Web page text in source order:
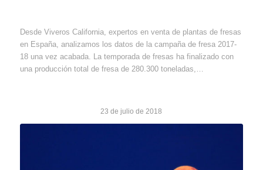
Desde Viveros California, expertos en venta de plantas de fresas
en España, analizamos los datos de la campaña de fresa 2017-
18 una vez acabada. La temporada de fresas ha finalizado con
una producción total de fresa de 280.300 toneladas,…
23 de julio de 2018